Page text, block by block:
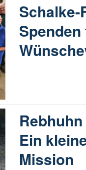
Schalke-
Ein
Mission